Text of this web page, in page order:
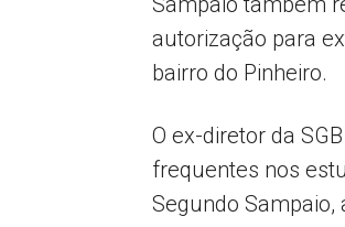
autorização para
bairro do Pinheiro.
O ex-diretor da
frequentes nos
Segundo Sampaio,